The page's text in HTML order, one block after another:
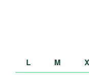
L M X